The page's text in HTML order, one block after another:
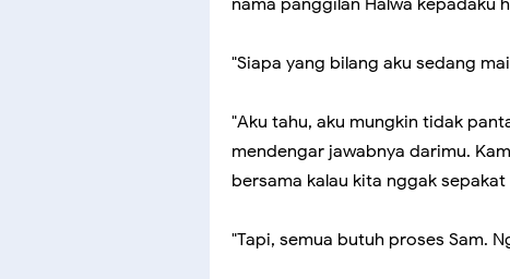
nama panggilan Halwa kepadaku
"Siapa yang bilang aku sedang
"Aku tahu, aku mungkin tidak
mendengar jawabnya darimu.
bersama kalau kita nggak
"Tapi, semua butuh proses Sam.